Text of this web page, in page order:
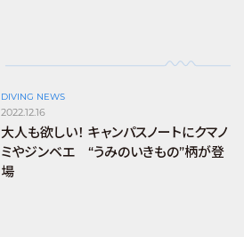
DIVING NEWS
2022.12.16
大人も欲しい！ キャンパスノートにクマノ
ミやジンベエ “うみのいきもの”柄が登
場